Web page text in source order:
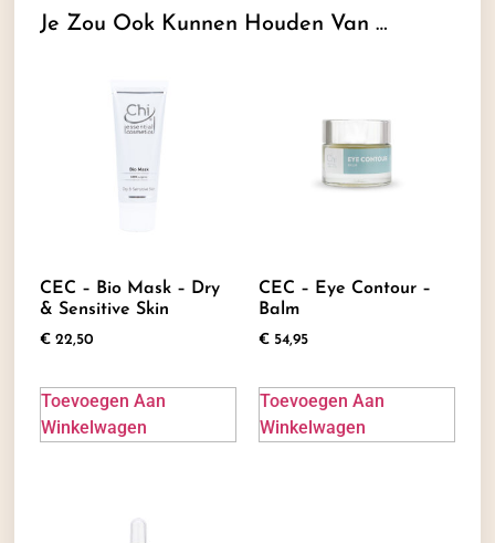
Je Zou Ook Kunnen Houden Van …
CEC – Bio Mask – Dry
& Sensitive Skin
€ 22,50
Toevoegen Aan
Winkelwagen
CEC – Eye Contour –
Balm
€ 54,95
Toevoegen Aan
Winkelwagen